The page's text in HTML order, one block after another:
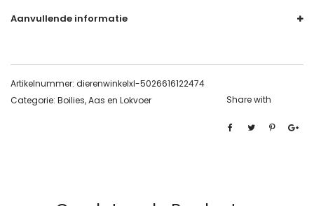
Aanvullende informatie
Artikelnummer: dierenwinkelxl-5026616122474
Categorie: Boilies, Aas en Lokvoer Share with